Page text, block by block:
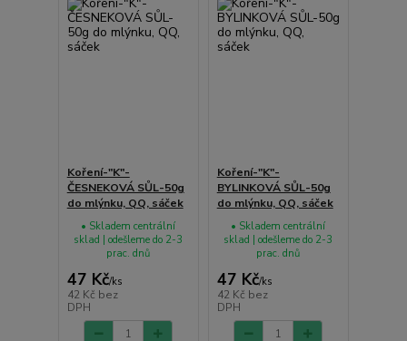
Koření-"K"-
ČESNEKOVÁ SŮL-50g
do mlýnku, QQ, sáček
47 Kč/ks
42 Kč bez
DPH
• Skladem centrální
sklad | odešleme do 2-3
prac. dnů
Koření-"K"-
BYLINKOVÁ SŮL-50g
do mlýnku, QQ, sáček
47 Kč/ks
42 Kč bez
DPH
• Skladem centrální
sklad | odešleme do 2-3
prac. dnů